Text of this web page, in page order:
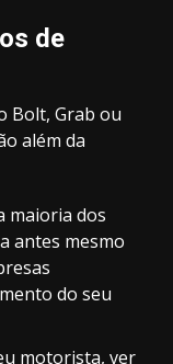
de
Bolt, Grab ou
além da
maioria dos
antes mesmo
do seu
motorista, ver